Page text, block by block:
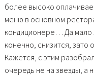
более высоко
меню в основном
кондиционере… Да мало
конечно, снизится, зато
Кажется, с этим
очередь не на звезды, а